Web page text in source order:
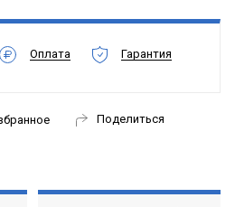
Оплата Гарантия
Поделиться